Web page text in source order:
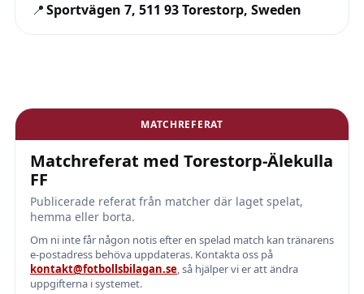
📍Sportvägen 7, 511 93 Torestorp, Sweden
MATCHREFERAT
Matchreferat med Torestorp-Älekulla
FF
Publicerade referat från matcher där laget spelat,
hemma eller borta.
Om ni inte får någon notis efter en spelad match kan tränarens
e-postadress behöva uppdateras. Kontakta oss på
kontakt@fotbollsbilagan.se, så hjälper vi er att ändra
uppgifterna i systemet.